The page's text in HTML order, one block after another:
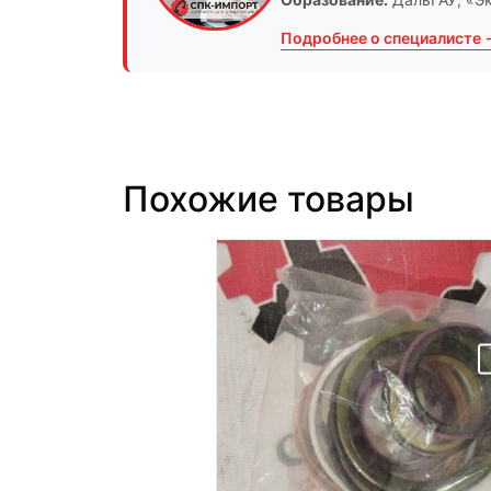
Подробнее о специалисте
Похожие товары